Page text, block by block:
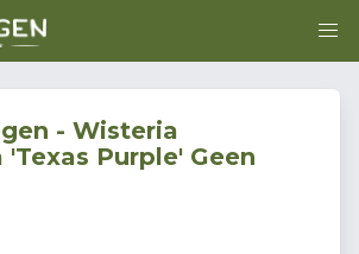
- Wisteria
Purple' Geen